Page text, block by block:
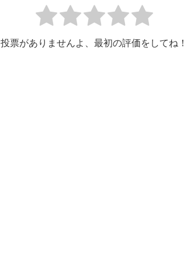
投票がありませんよ、最初の評価をしてね！